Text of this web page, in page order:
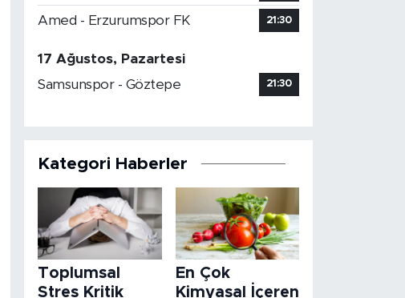
Amed - Erzurumspor FK 21:30
17 Ağustos, Pazartesi
Samsunspor - Göztepe
21:30
Kategori Haberler
Toplumsal
Stres Kritik
En Çok
Kimyasal İçeren